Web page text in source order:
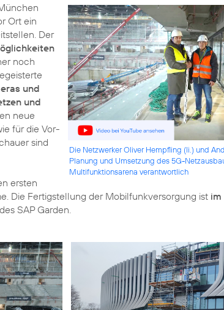
Die Netzwerker Oliver Hempfling (li.) und
Planung und Umsetzung des 5G-
Multifunktionsarena verantwortlich
Ort ein
Der
noch
und
und
neue
für die Vor-
sind
ersten
Die Fertigstellung der Mobilfunkversorgung ist im
SAP Garden.